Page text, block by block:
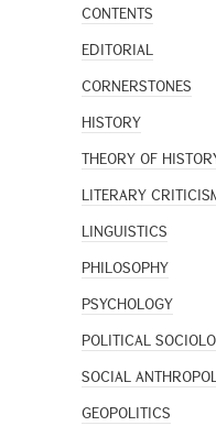
CONTENTS
EDITORIAL
CORNERSTONES
HISTORY
THEORY OF
LITERARY
LINGUISTICS
PHILOSOPHY
PSYCHOLOGY
POLITICAL
SOCIAL
GEOPOLITICS